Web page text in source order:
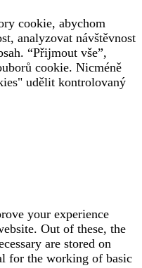
cookie, abychom
analyzovat návštěvnost
“Přijmout vše”,
cookie. Nicméně
udělit kontrolovaný
your experience
Out of these, the
are stored on
for the working of basic